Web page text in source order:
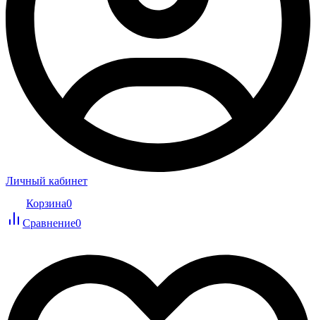
Личный кабинет
Корзина0
Сравнение0